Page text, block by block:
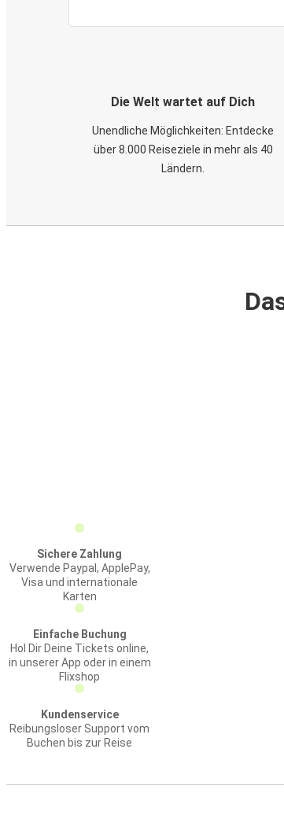
Die Welt wartet auf Dich
Unendliche Möglichkeiten: Entdecke
über 8.000 Reiseziele in mehr als 40
Ländern.
Sichere Zahlung
Verwende Paypal, ApplePay,
Visa und internationale
Karten
Einfache Buchung
Hol Dir Deine Tickets online,
in unserer App oder in einem
Flixshop
Kundenservice
Reibungsloser Support vom
Buchen bis zur Reise